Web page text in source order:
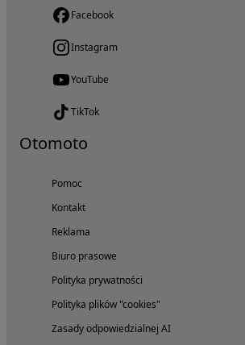
Facebook
Instagram
YouTube
TikTok
Otomoto
Pomoc
Kontakt
Reklama
Biuro prasowe
Polityka prywatności
Polityka plików "cookies"
Zasady odpowiedzialnej AI